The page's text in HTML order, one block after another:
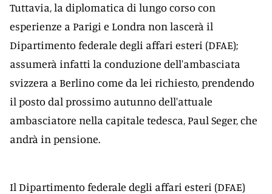
Tuttavia, la diplomatica di lungo corso con
esperienze a Parigi e Londra non lascerà il
Dipartimento federale degli affari esteri (DFAE);
assumerà infatti la conduzione dell'ambasciata
svizzera a Berlino come da lei richiesto, prendendo
il posto dal prossimo autunno dell'attuale
ambasciatore nella capitale tedesca, Paul Seger, che
andrà in pensione.
Il Dipartimento federale degli affari esteri (DFAE)